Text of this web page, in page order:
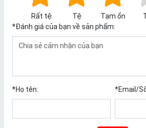
Rất tệ Tệ Tạm ổn
*Đánh giá của bạn về sản phẩm:
*Họ tên: *Email/